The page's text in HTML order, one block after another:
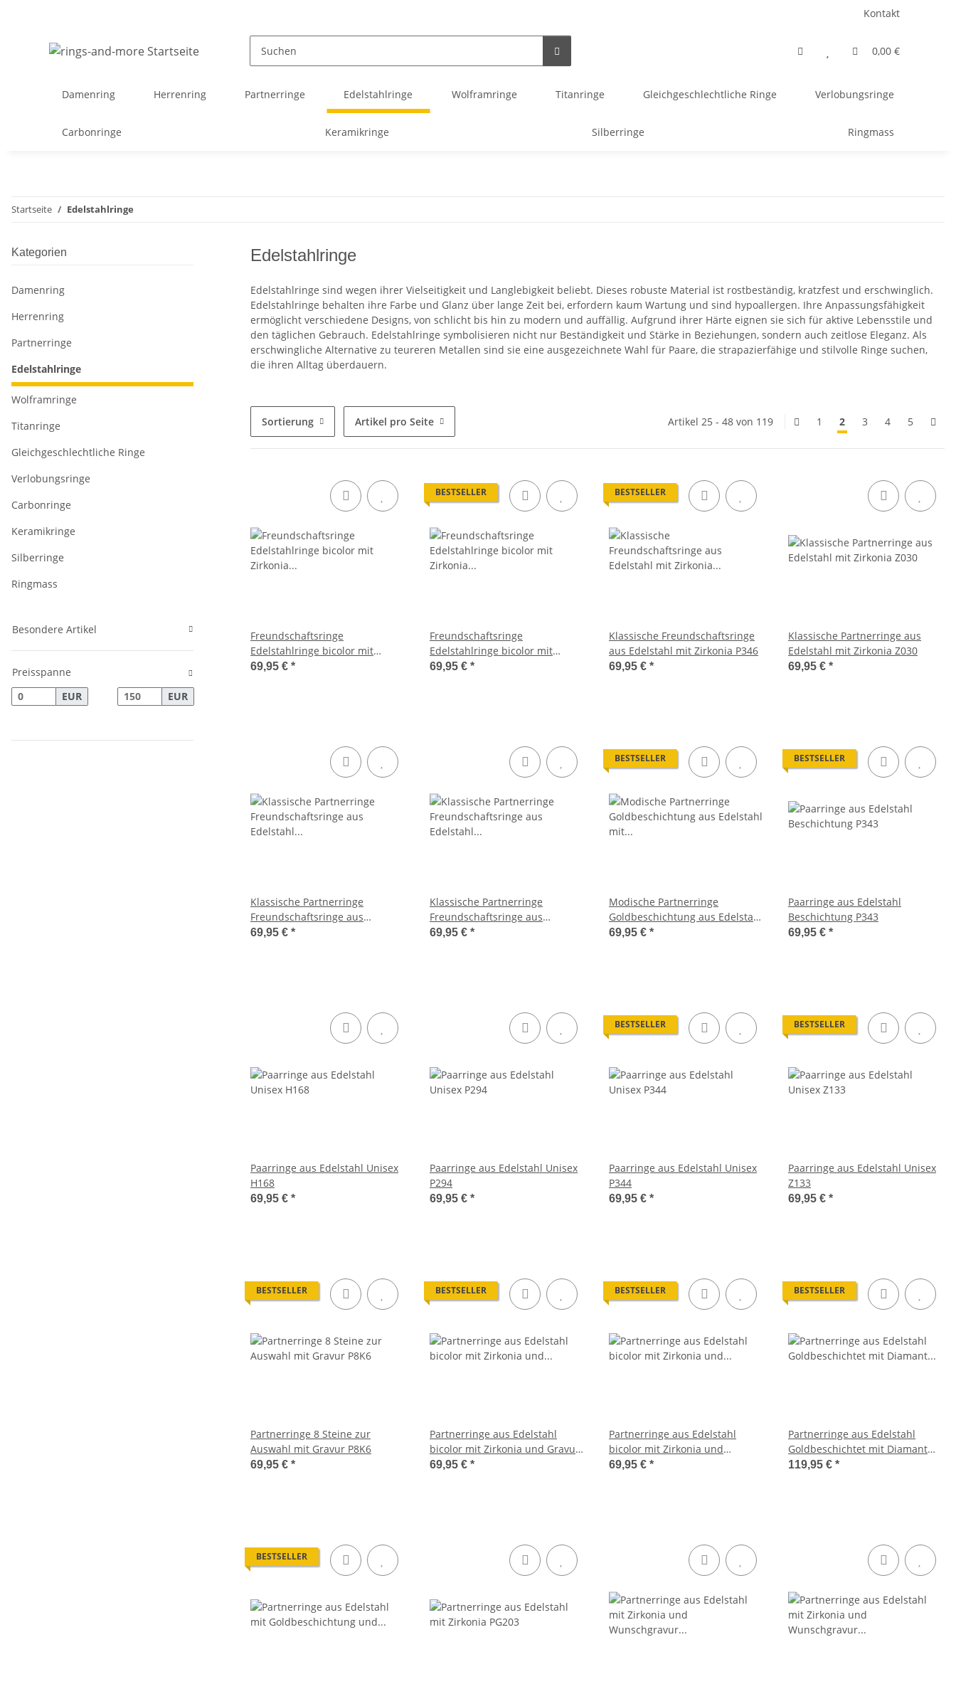
Kontakt
0,00 €
Damenring Herrenring Partnerringe Edelstahlringe Wolframringe Titanringe Gleichgeschlechtliche Ringe Verlobungsringe
Carbonringe Keramikringe Silberringe Ringmass
Startseite Edelstahlringe
Edelstahlringe
Edelstahlringe sind wegen ihrer Vielseitigkeit und Langlebigkeit beliebt. Dieses robuste Material ist rostbeständig, kratzfest und erschwinglich.
Edelstahlringe behalten ihre Farbe und Glanz über lange Zeit bei, erfordern kaum Wartung und sind hypoallergen. Ihre Anpassungsfähigkeit
ermöglicht verschiedene Designs, von schlicht bis hin zu modern und auffällig. Aufgrund ihrer Härte eignen sie sich für aktive Lebensstile und
den täglichen Gebrauch. Edelstahlringe symbolisieren nicht nur Beständigkeit und Stärke in Beziehungen, sondern auch zeitlose Eleganz. Als
erschwingliche Alternative zu teureren Metallen sind sie eine ausgezeichnete Wahl für Paare, die strapazierfähige und stilvolle Ringe suchen,
die ihren Alltag überdauern.
Sortierung Artikel pro Seite Artikel 25 - 48 von 119 1 2 3 4 5
Freundschaftsringe
Edelstahlringe bicolor mit
Zirkonia und Wunschgravur
69,95 € *
BESTSELLER
Freundschaftsringe
Edelstahlringe bicolor mit
Zirkonia und Wunschgravur
69,95 € *
BESTSELLER
Klassische Freundschaftsringe
aus Edelstahl mit Zirkonia P346
69,95 € *
Klassische Partnerringe aus
Edelstahl mit Zirkonia Z030
69,95 € *
Klassische Partnerringe
Freundschaftsringe aus
Edelstahl mit Zirkonia H167
69,95 € *
Klassische Partnerringe
Freundschaftsringe aus
Edelstahl mit Zirkonia M008
69,95 € *
BESTSELLER
Modische Partnerringe
Goldbeschichtung aus Edelstahl
mit Zirkonia H131
69,95 € *
BESTSELLER
Paarringe aus Edelstahl
Beschichtung P343
69,95 € *
Paarringe aus Edelstahl Unisex
H168
69,95 € *
Paarringe aus Edelstahl Unisex
P294
69,95 € *
BESTSELLER
Paarringe aus Edelstahl Unisex
P344
69,95 € *
BESTSELLER
Paarringe aus Edelstahl Unisex
Z133
69,95 € *
BESTSELLER
Partnerringe 8 Steine zur
Auswahl mit Gravur P8K6
69,95 € *
BESTSELLER
Partnerringe aus Edelstahl
bicolor mit Zirkonia und Gravur
AB1120
69,95 € *
BESTSELLER
Partnerringe aus Edelstahl
bicolor mit Zirkonia und
Wunschgravur AB2840
69,95 € *
BESTSELLER
Partnerringe aus Edelstahl
Goldbeschichtet mit Diamant
und Lasergravur MOR30
119,95 € *
BESTSELLER
Kategorien
Damenring
Herrenring
Partnerringe
Edelstahlringe
Wolframringe
Titanringe
Gleichgeschlechtliche Ringe
Verlobungsringe
Carbonringe
Keramikringe
Silberringe
Ringmass
Besondere Artikel
Preisspanne
EUR
EUR